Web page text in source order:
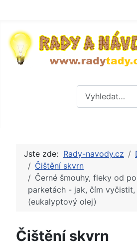
Jste zde: Rady-navody.cz
Čištění skvrn
Černé šmouhy, fleky od
parketách - jak, čím
(eukalyptový olej)
Čištění skvrn